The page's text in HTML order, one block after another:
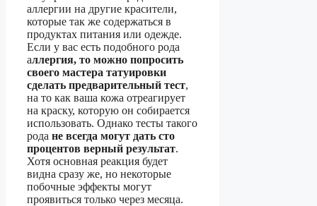
аллергии на другие красители,
которые так же содержаться в
продуктах питания или одежде.
Если у вас есть подобного рода
аллергия, то можно попросить
своего мастера татуировки
сделать предварительный тест,
на то как ваша кожа отреагирует
на краску, которую он собирается
использовать. Однако тесты такого
рода не всегда могут дать сто
процентов верный результат.
Хотя основная реакция будет
видна сразу же, но некоторые
побочные эффекты могут
проявиться только через месяца.